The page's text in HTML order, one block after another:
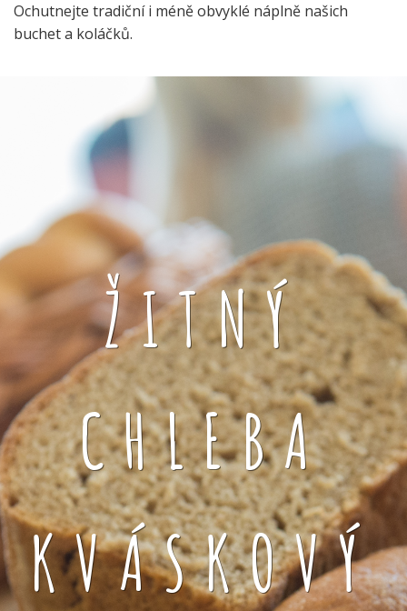
Ochutnejte tradiční i méně obvyklé náplně našich
buchet a koláčků.
ŽITNÝ
CHLEBA
KVÁSKOVÝ